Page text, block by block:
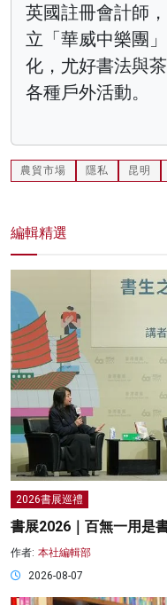
英國註冊會計師
立「華威中樂團
化，尤好書法與
各種戶外活動。
農貿市場 隱私 昆明
編輯精選
2026書展巡禮
書展2026｜百無一用是
作者: 本社編輯部
2026-08-07